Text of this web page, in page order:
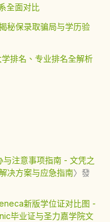
全面对比
秘保录取骗局与学历验
排名、专业排名全解析
注意事项指南 - 文凭之
决方案与应急指南〉發
新版学位证对比图 -
毕业证与圣力嘉学院文